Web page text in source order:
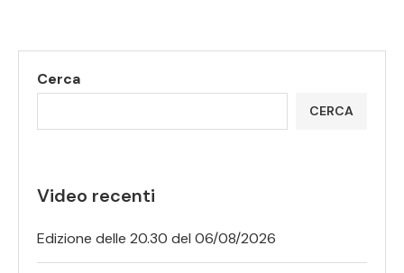
Cerca
CERCA
Video recenti
Edizione delle 20.30 del 06/08/2026